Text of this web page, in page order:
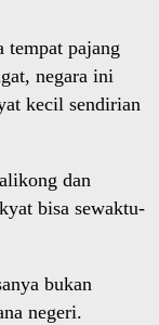
tempat pajang
negara ini
kecil sendirian
dan
bisa sewaktu-
bukan
negeri.